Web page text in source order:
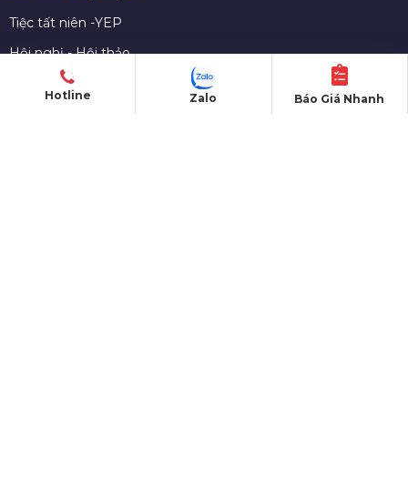
Tiệc tất niên -YEP
Hội nghị - Hội thảo
Lễ ra mắt sản phẩm
Lễ kỷ niệm thành lập
Hotline Báo Giá Nhanh
Zalo